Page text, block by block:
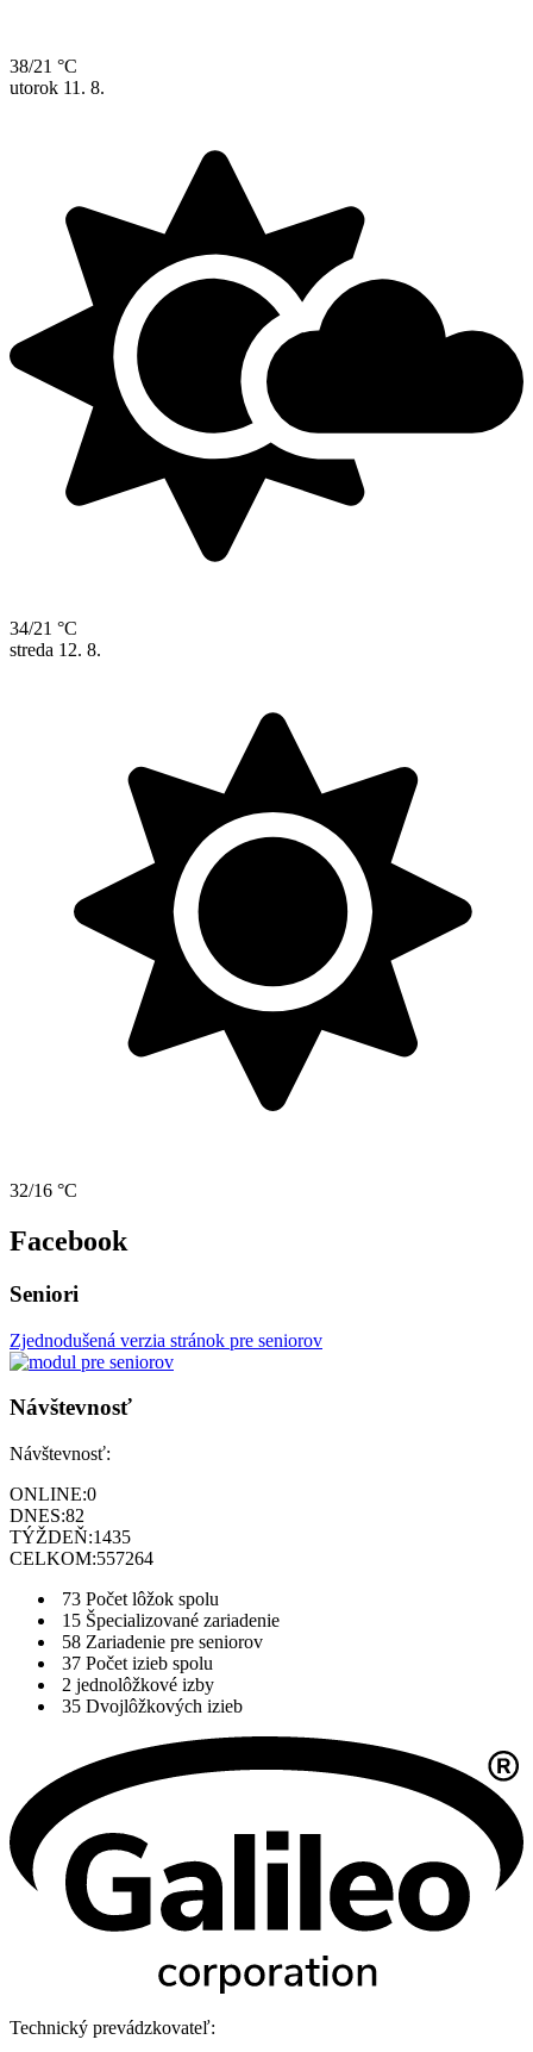
38/21 °C
utorok 11. 8.
34/21 °C
streda 12. 8.
32/16 °C
Facebook
Seniori
Zjednodušená verzia stránok pre seniorov
Návštevnosť
Návštevnosť:
ONLINE:0
DNES:82
TÝŽDEŇ:1435
CELKOM:557264
73 Počet lôžok spolu
15 Špecializované zariadenie
58 Zariadenie pre seniorov
37 Počet izieb spolu
2 jednolôžkové izby
35 Dvojlôžkových izieb
Technický prevádzkovateľ: